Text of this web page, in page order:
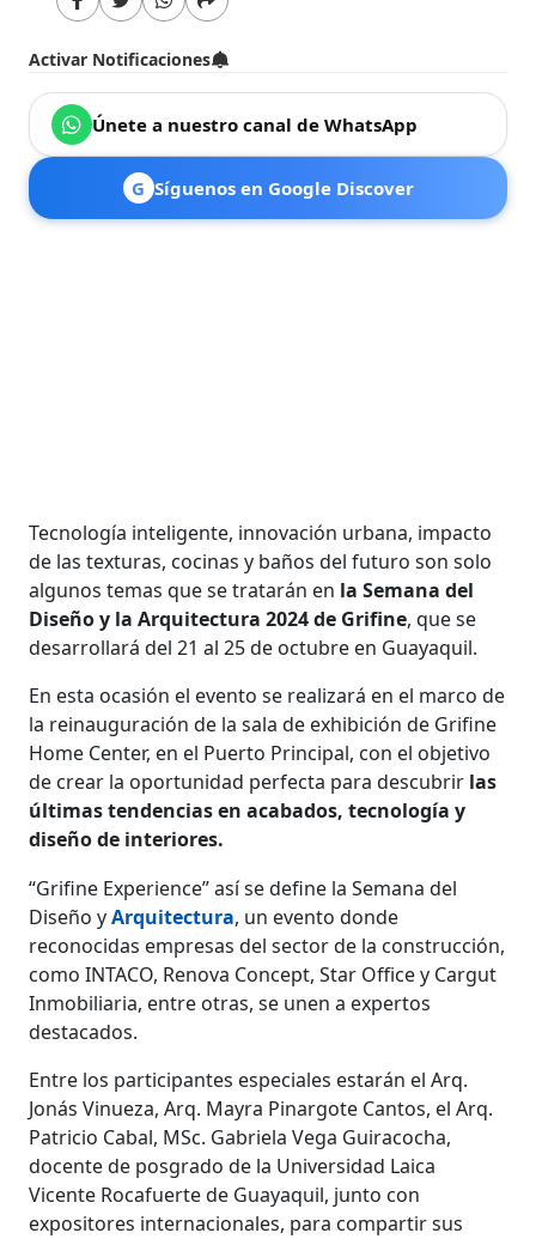
Activar Notificaciones
Únete a nuestro canal de WhatsApp
G Síguenos en Google Discover
Tecnología inteligente, innovación urbana, impacto
de las texturas, cocinas y baños del futuro son solo
algunos temas que se tratarán en la Semana del
Diseño y la Arquitectura 2024 de Grifine, que se
desarrollará del 21 al 25 de octubre en Guayaquil.
En esta ocasión el evento se realizará en el marco de
la reinauguración de la sala de exhibición de Grifine
Home Center, en el Puerto Principal, con el objetivo
de crear la oportunidad perfecta para descubrir las
últimas tendencias en acabados, tecnología y
diseño de interiores.
“Grifine Experience” así se define la Semana del
Diseño yArquitectura, un evento donde
reconocidas empresas del sector de la construcción,
como INTACO, Renova Concept, Star Office y Cargut
Inmobiliaria, entre otras, se unen a expertos
destacados.
Entre los participantes especiales estarán el Arq.
Jonás Vinueza, Arq. Mayra Pinargote Cantos, el Arq.
Patricio Cabal, MSc. Gabriela Vega Guiracocha,
docente de posgrado de la Universidad Laica
Vicente Rocafuerte de Guayaquil, junto con
expositores internacionales, para compartir sus